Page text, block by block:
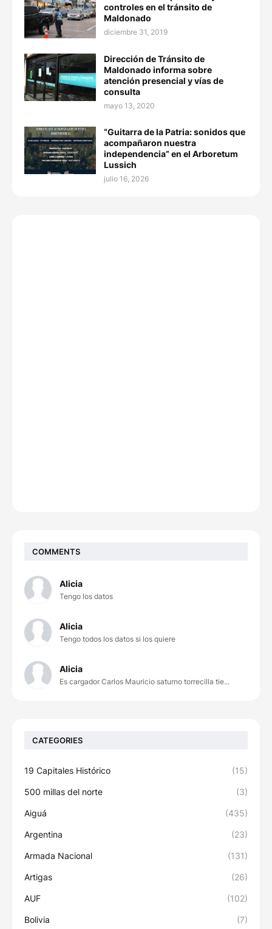
controles en el tránsito de
Maldonado
diciembre 31, 2019
Dirección de Tránsito de
Maldonado informa sobre
atención presencial y vías de
consulta
mayo 13, 2020
“Guitarra de la Patria: sonidos que
acompañaron nuestra
independencia” en el Arboretum
Lussich
julio 16, 2026
COMMENTS
Alicia
Tengo los datos
Alicia
Tengo todos los datos si los quiere
Alicia
Es cargador Carlos Mauricio saturno torrecilla tie...
CATEGORIES
19 Capitales Histórico (15)
500 millas del norte (3)
Aiguá (435)
Argentina (23)
Armada Nacional (131)
Artigas (26)
AUF (102)
Bolivia (7)